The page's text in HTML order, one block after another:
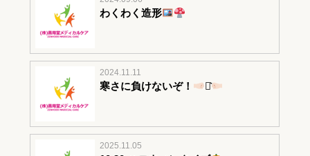
わくわく造形
2024.11.11
寒さに負けないぞ！ ‪‪⋆͛‪‪
2025.11.05